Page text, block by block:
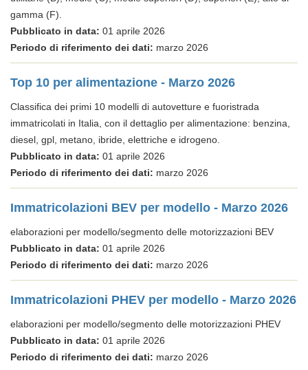
gamma (F).
Pubblicato in data: 01 aprile 2026
Periodo di riferimento dei dati: marzo 2026
Top 10 per alimentazione - Marzo 2026
Classifica dei primi 10 modelli di autovetture e fuoristrada
immatricolati in Italia, con il dettaglio per alimentazione: benzina,
diesel, gpl, metano, ibride, elettriche e idrogeno.
Pubblicato in data: 01 aprile 2026
Periodo di riferimento dei dati: marzo 2026
Immatricolazioni BEV per modello - Marzo 2026
elaborazioni per modello/segmento delle motorizzazioni BEV
Pubblicato in data: 01 aprile 2026
Periodo di riferimento dei dati: marzo 2026
Immatricolazioni PHEV per modello - Marzo 2026
elaborazioni per modello/segmento delle motorizzazioni PHEV
Pubblicato in data: 01 aprile 2026
Periodo di riferimento dei dati: marzo 2026